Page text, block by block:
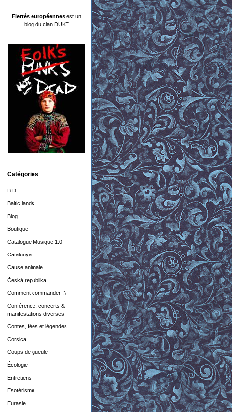
Fiertés européennes est un
blog du clan DUKE
Catégories
B.D
Baltic lands
Blog
Boutique
Catalogue Musique 1.0
Catalunya
Cause animale
Česká republika
Comment commander !?
Conférence, concerts &
manifestations diverses
Contes, fées et légendes
Corsica
Coups de gueule
Écologie
Entretiens
Esotérisme
Eurasie